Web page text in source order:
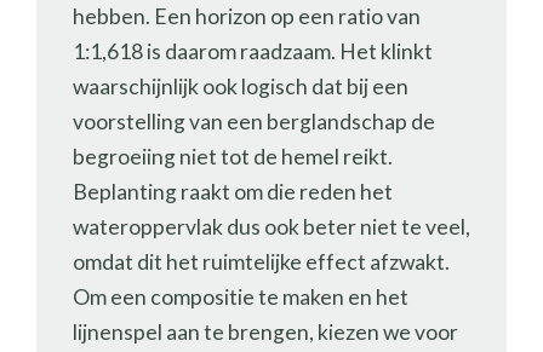
hebben. Een horizon op een ratio van
1:1,618 is daarom raadzaam. Het klinkt
waarschijnlijk ook logisch dat bij een
voorstelling van een berglandschap de
begroeiing niet tot de hemel reikt.
Beplanting raakt om die reden het
wateroppervlak dus ook beter niet te veel,
omdat dit het ruimtelijke effect afzwakt.
Om een compositie te maken en het
lijnenspel aan te brengen, kiezen we voor